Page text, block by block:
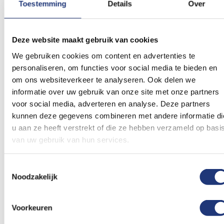
Toestemming Details Over
Deze website maakt gebruik van cookies
We gebruiken cookies om content en advertenties te
personaliseren, om functies voor social media te bieden en
om ons websiteverkeer te analyseren. Ook delen we
informatie over uw gebruik van onze site met onze partners
voor social media, adverteren en analyse. Deze partners
kunnen deze gegevens combineren met andere informatie
u aan ze heeft verstrekt of die ze hebben verzameld op
van uw gebruik van hun services.
Noodzakelijk
Voorkeuren
Vlag Strijen kopen?
We helpen je graag een keuze te maken. Bedenk